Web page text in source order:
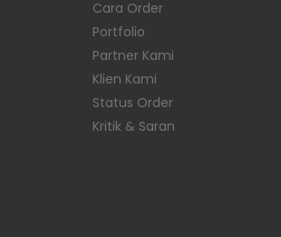
Cara Order
Portfolio
Partner Kami
Klien Kami
Status Order
Kritik & Saran